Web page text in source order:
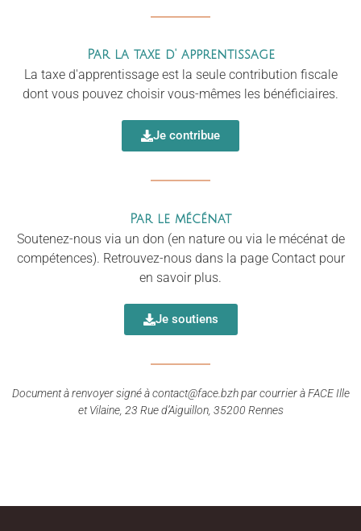
Par la taxe d' apprentissage
La taxe d'apprentissage est la seule contribution fiscale
dont vous pouvez choisir vous-mêmes les bénéficiaires.
Je contribue
Par le mécénat
Soutenez-nous via un don (en nature ou via le mécénat de
compétences). Retrouvez-nous dans la page Contact pour
en savoir plus.
Je soutiens
Document à renvoyer signé à contact@face.bzh par courrier à FACE Ille
et Vilaine, 23 Rue d’Aiguillon, 35200 Rennes